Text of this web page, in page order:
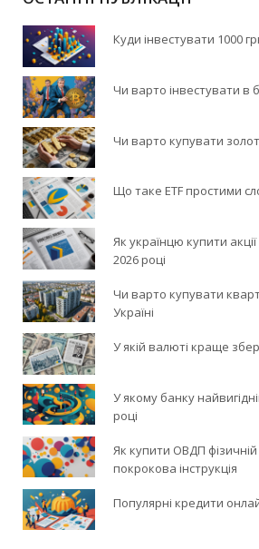
Куди інвестувати 1000
Чи варто інвестувати в
Чи варто купувати
Що таке ETF простими
Як українцю купити
2026 році
Чи варто купувати
Україні
У якій валюті краще
У якому банку
році
Як купити ОВДП фізичній
покрокова інструкція
Популярні кредити